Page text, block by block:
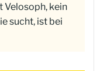
Velosoph, kein
sucht, ist bei